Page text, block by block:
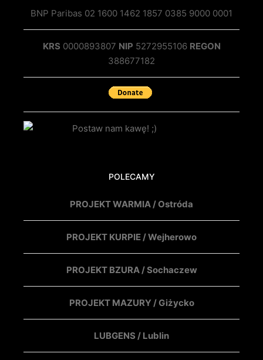
BNP Paribas 02 1600 1462 1857 0385 9000 0001
KRS 0000893807 NIP 5272955106 REGON
388677182
POLECAMY
PROJEKT WARMIA / Ostróda
PROJEKT KURPIE / Wejherowo
PROJEKT BZURA / Sochaczew
PROJEKT MAZURY / Giżycko
LUBGENS / Lublin